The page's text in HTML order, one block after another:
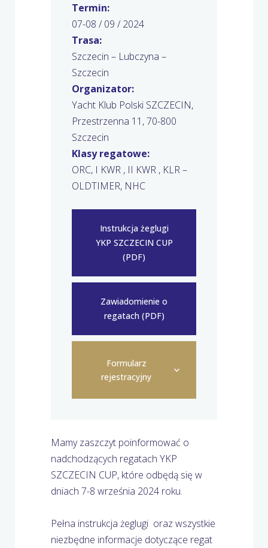
Termin:
07-08 / 09 / 2024
Trasa:
Szczecin – Lubczyna –
Szczecin
Organizator:
Yacht Klub Polski SZCZECIN,
Przestrzenna 11, 70-800
Szczecin
Klasy regatowe:
ORC, I KWR , II KWR , KLR –
OLDTIMER, NHC
Instrukcja żeglugi
YKP SZCZECIN CUP
(PDF)
Zawiadomienie o
regatach (PDF)
Formularz
rejestracyjny
Mamy zaszczyt poinformować o
nadchodzących regatach YKP
SZCZECIN CUP, które odbędą się w
dniach 7-8 września 2024 roku.
Pełna instrukcja żeglugi oraz wszystkie
niezbędne informacje dotyczące regat